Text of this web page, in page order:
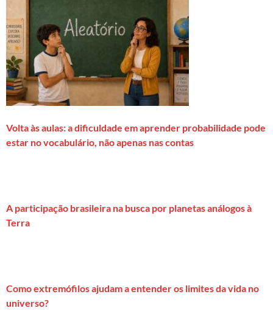
Volta às aulas: a dificuldade em aprender probabilidade pode
estar no vocabulário, não apenas nas contas
A participação brasileira na busca por planetas análogos à
Terra
Como extremófilos ajudam a entender os limites da vida no
universo?